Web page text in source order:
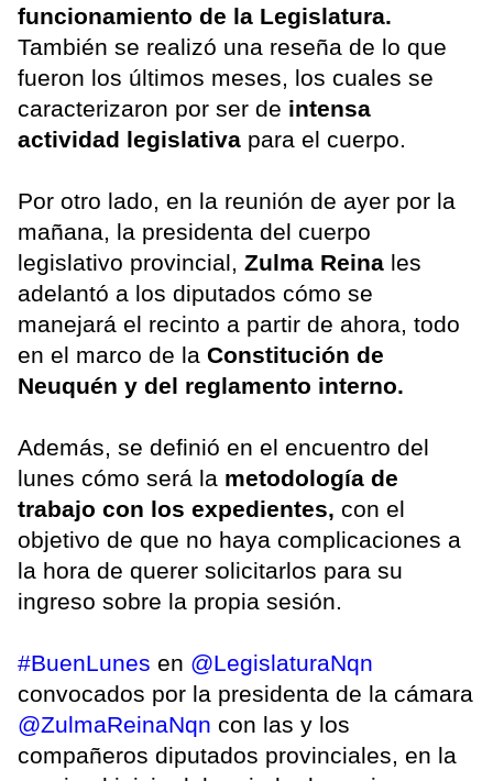
funcionamiento de la Legislatura.
También se realizó una reseña de lo que
fueron los últimos meses, los cuales se
caracterizaron por ser de intensa
actividad legislativa para el cuerpo.
Por otro lado, en la reunión de ayer por la
mañana, la presidenta del cuerpo
legislativo provincial, Zulma Reina les
adelantó a los diputados cómo se
manejará el recinto a partir de ahora, todo
en el marco de la Constitución de
Neuquén y del reglamento interno.
Además, se definió en el encuentro del
lunes cómo será la metodología de
trabajo con los expedientes, con el
objetivo de que no haya complicaciones a
la hora de querer solicitarlos para su
ingreso sobre la propia sesión.
#BuenLunes en @LegislaturaNqn
convocados por la presidenta de la cámara
@ZulmaReinaNqn con las y los
compañeros diputados provinciales, en la